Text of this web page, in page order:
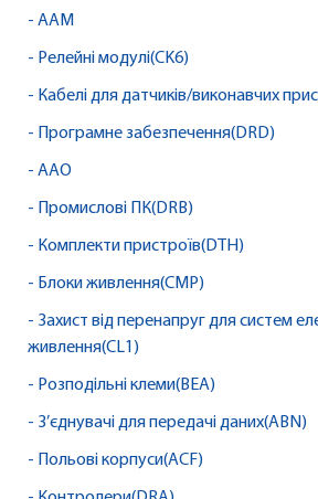
- AAM
- Релейні модулі(CK6)
- Кабелі для датчиків/виконавчих
- Програмне забезпечення(DRD)
- AAO
- Промислові ПК(DRB)
- Комплекти пристроїв(DTH)
- Блоки живлення(CMP)
- Захист від перенапруг для систем
живлення(CL1)
- Розподільні клеми(BEA)
- З’єднувачі для передачі даних(ABN)
- Польові корпуси(ACF)